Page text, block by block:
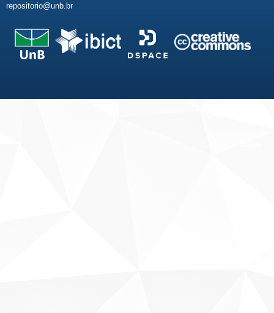
repositorio@unb.br